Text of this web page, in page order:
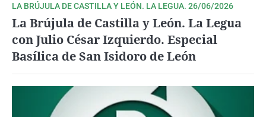
LA BRÚJULA DE CASTILLA Y LEÓN. LA LEGUA. 26/06/2026
La Brújula de Castilla y León. La Legua
con Julio César Izquierdo. Especial
Basílica de San Isidoro de León